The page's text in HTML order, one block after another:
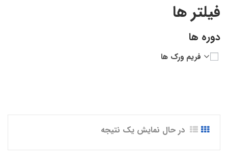
در حال نمایش یک نتیجه
فیلتر ها
دوره ها
فریم ورک ها